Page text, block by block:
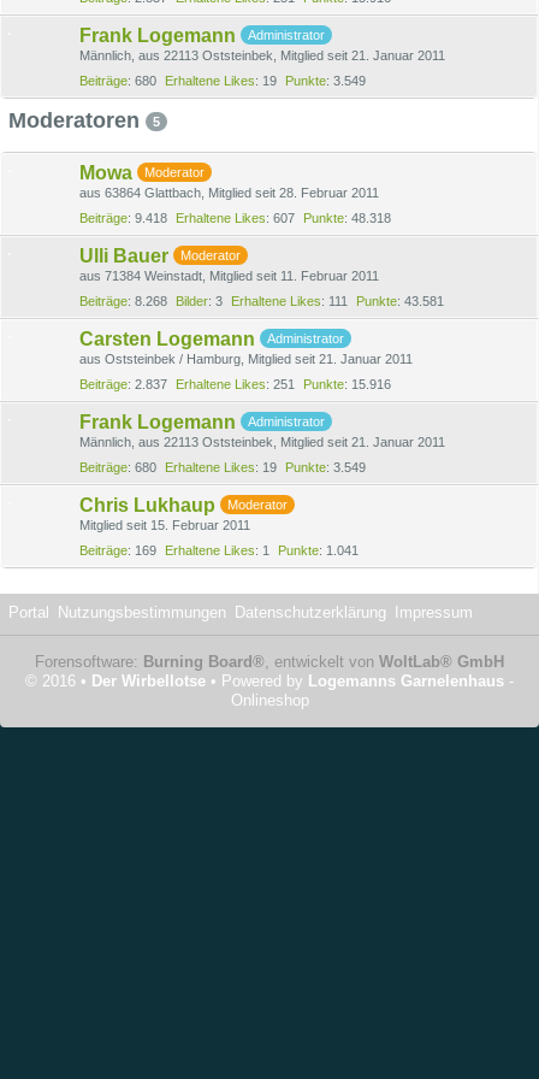
Frank Logemann
Administrator
Männlich aus 22113 Oststeinbek
Mitglied seit 21. Januar 2011
Beiträge 680 Erhaltene Likes 19 Punkte 3.549
Moderatoren 5
Mowa
Moderator
aus 63864 Glattbach Mitglied seit 28. Februar 2011
Beiträge 9.418 Erhaltene Likes 607 Punkte 48.318
Ulli Bauer
Moderator
aus 71384 Weinstadt Mitglied seit 11. Februar 2011
Beiträge 8.268 Bilder 3 Erhaltene Likes 111 Punkte 43.581
Carsten Logemann
Administrator
aus Oststeinbek / Hamburg Mitglied seit 21. Januar 2011
Beiträge 2.837 Erhaltene Likes 251 Punkte 15.916
Frank Logemann
Administrator
Männlich aus 22113 Oststeinbek
Mitglied seit 21. Januar 2011
Beiträge 680 Erhaltene Likes 19 Punkte 3.549
Chris Lukhaup
Moderator
Mitglied seit 15. Februar 2011
Beiträge 169 Erhaltene Likes 1 Punkte 1.041
Portal Nutzungsbestimmungen Datenschutzerklärung Impressum
Forensoftware: Burning Board®, entwickelt von WoltLab® GmbH
© 2016 • Der Wirbellotse • Powered by Logemanns Garnelenhaus -
Onlineshop